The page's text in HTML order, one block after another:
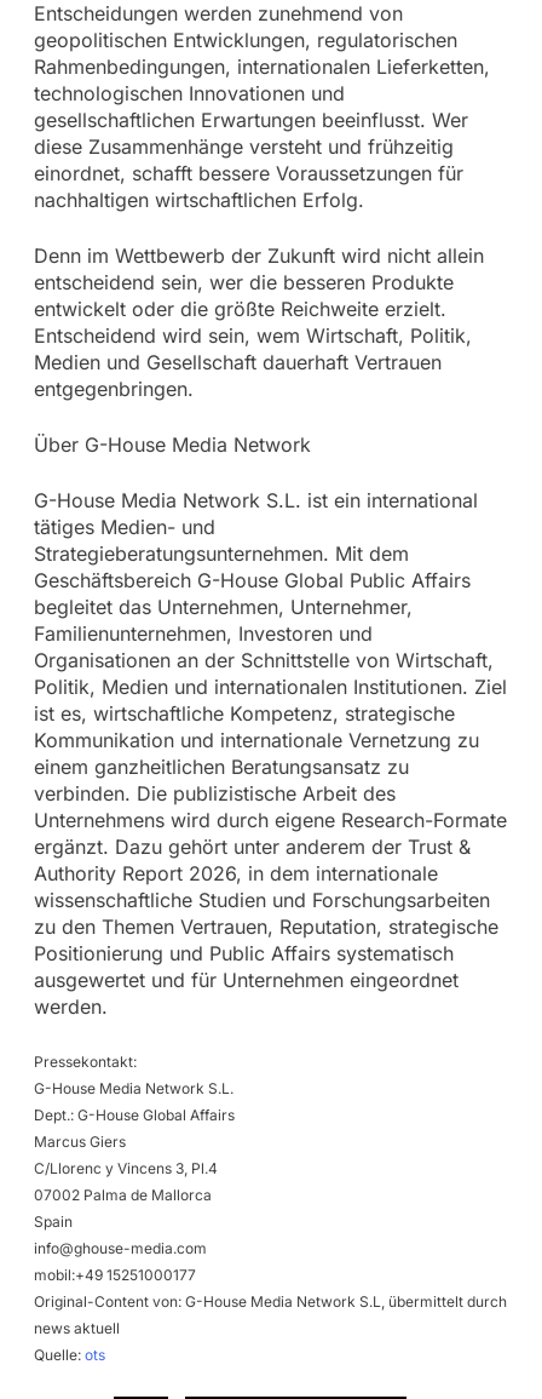
Entscheidungen werden zunehmend von
geopolitischen Entwicklungen, regulatorischen
Rahmenbedingungen, internationalen Lieferketten,
technologischen Innovationen und
gesellschaftlichen Erwartungen beeinflusst. Wer
diese Zusammenhänge versteht und frühzeitig
einordnet, schafft bessere Voraussetzungen für
nachhaltigen wirtschaftlichen Erfolg.
Denn im Wettbewerb der Zukunft wird nicht allein
entscheidend sein, wer die besseren Produkte
entwickelt oder die größte Reichweite erzielt.
Entscheidend wird sein, wem Wirtschaft, Politik,
Medien und Gesellschaft dauerhaft Vertrauen
entgegenbringen.
Über G-House Media Network
G-House Media Network S.L. ist ein international
tätiges Medien- und
Strategieberatungsunternehmen. Mit dem
Geschäftsbereich G-House Global Public Affairs
begleitet das Unternehmen, Unternehmer,
Familienunternehmen, Investoren und
Organisationen an der Schnittstelle von Wirtschaft,
Politik, Medien und internationalen Institutionen. Ziel
ist es, wirtschaftliche Kompetenz, strategische
Kommunikation und internationale Vernetzung zu
einem ganzheitlichen Beratungsansatz zu
verbinden. Die publizistische Arbeit des
Unternehmens wird durch eigene Research-Formate
ergänzt. Dazu gehört unter anderem der Trust &
Authority Report 2026, in dem internationale
wissenschaftliche Studien und Forschungsarbeiten
zu den Themen Vertrauen, Reputation, strategische
Positionierung und Public Affairs systematisch
ausgewertet und für Unternehmen eingeordnet
werden.
Pressekontakt:
G-House Media Network S.L.
Dept.: G-House Global Affairs
Marcus Giers
C/Llorenc y Vincens 3, Pl.4
07002 Palma de Mallorca
Spain
info@ghouse-media.com
mobil:+49 15251000177
Original-Content von: G-House Media Network S.L, übermittelt durch
news aktuell
Quelle: ots